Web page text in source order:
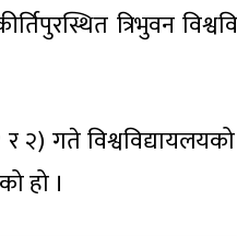
त्रिभुवन
र २) गते
हो ।